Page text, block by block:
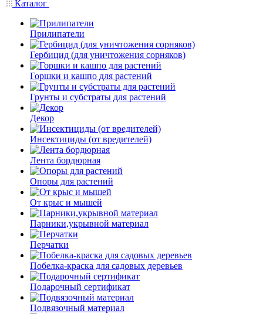
Каталог
Прилипатели
Гербицид (для уничтожения сорняков)
Горшки и кашпо для растений
Грунты и субстраты для растений
Декор
Инсектициды (от вредителей)
Лента бордюрная
Опоры для растений
От крыс и мышей
Парники,укрывной материал
Перчатки
Побелка-краска для садовых деревьев
Подарочный сертификат
Подвязочный материал